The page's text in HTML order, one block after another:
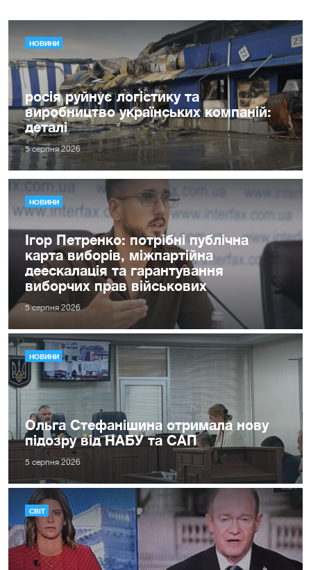
НОВИНИ
росія руйнує логістику та
виробництво українських компаній:
деталі
5 серпня 2026
НОВИНИ
Ігор Петренко: потрібні публічна
карта виборів, міжпартійна
деескалація та гарантування
виборчих прав військових
5 серпня 2026
НОВИНИ
Ольга Стефанішина отримала нову
підозру від НАБУ та САП
5 серпня 2026
СВІТ